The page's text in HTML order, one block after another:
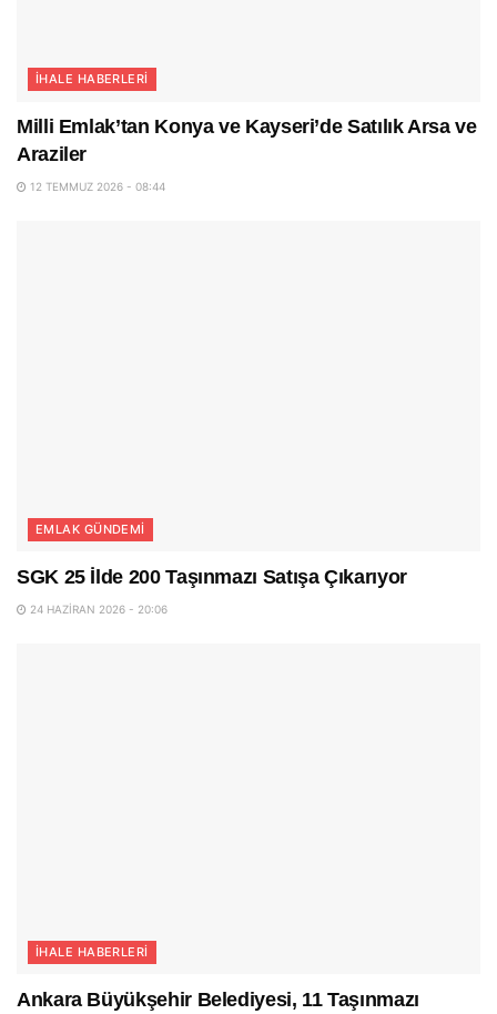
İHALE HABERLERI
Milli Emlak’tan Konya ve Kayseri’de Satılık Arsa ve
Araziler
12 TEMMUZ 2026 - 08:44
EMLAK GÜNDEMI
SGK 25 İlde 200 Taşınmazı Satışa Çıkarıyor
24 HAZIRAN 2026 - 20:06
İHALE HABERLERI
Ankara Büyükşehir Belediyesi, 11 Taşınmazı